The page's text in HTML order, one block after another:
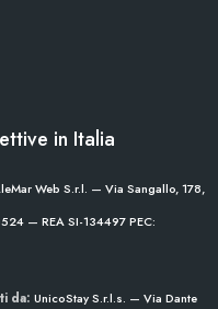
in Italia
Web S.r.l. — Via Sangallo, 178,
— REA SI-134497PEC:
da: UnicoStay S.r.l.s. — Via Dante